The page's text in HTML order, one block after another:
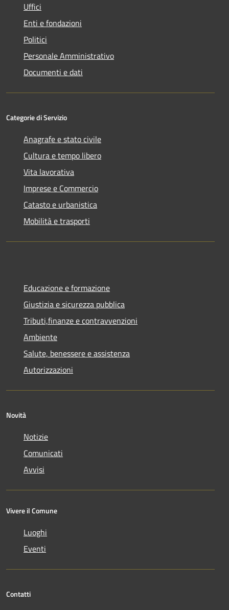
Uffici
Enti e fondazioni
Politici
Personale Amministrativo
Documenti e dati
Categorie di Servizio
Anagrafe e stato civile
Cultura e tempo libero
Vita lavorativa
Imprese e Commercio
Catasto e urbanistica
Mobilità e trasporti
Educazione e formazione
Giustizia e sicurezza pubblica
Tributi,finanze e contravvenzioni
Ambiente
Salute, benessere e assistenza
Autorizzazioni
Novità
Notizie
Comunicati
Avvisi
Vivere il Comune
Luoghi
Eventi
Contatti